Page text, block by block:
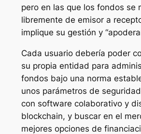
pero en las que los fondos se
libremente de emisor a
implique su gestión y
Cada usuario debería poder
su propia entidad para
fondos bajo una norma
unos parámetros de
con software colaborativo y
blockchain, y buscar en el
mejores opciones de